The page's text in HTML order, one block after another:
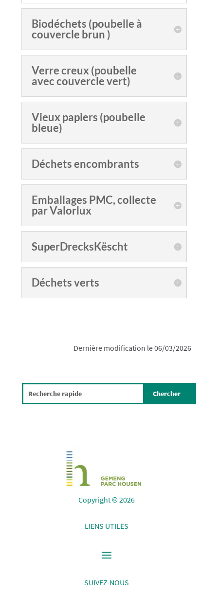
Biodéchets (poubelle à
couvercle brun )
Verre creux (poubelle
avec couvercle vert)
Vieux papiers (poubelle
bleue)
Déchets encombrants
Emballages PMC, collecte
par Valorlux
SuperDrecksKëscht
Déchets verts
Dernière modification le 06/03/2026
Copyright © 2026
LIENS UTILES
SUIVEZ-NOUS